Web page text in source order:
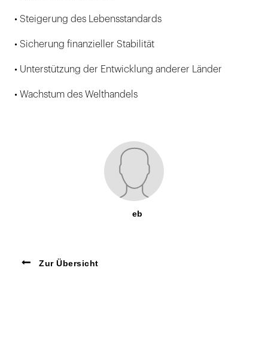
• Steigerung des Lebensstandards
• Sicherung finanzieller Stabilität
• Unterstützung der Entwicklung anderer Länder
• Wachstum des Welthandels
eb
Zur Übersicht